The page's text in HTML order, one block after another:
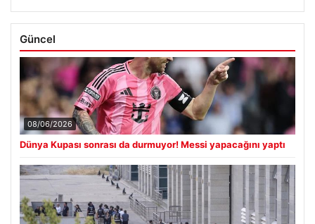
Güncel
08/06/2026
Dünya Kupası sonrası da durmuyor! Messi yapacağını yaptı